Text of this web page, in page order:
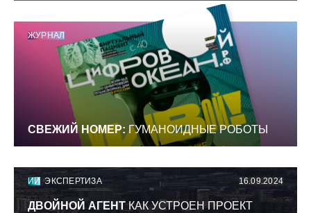
ЖУРНАЛ
СВЕЖИЙ НОМЕР: ГУМАНОИДНЫЕ РОБОТЫ
ИИ ЭКСПЕРТИЗА 16.09.2024
ДВОЙНОЙ АГЕНТКАК УСТРОЕН ПРОЕКТ